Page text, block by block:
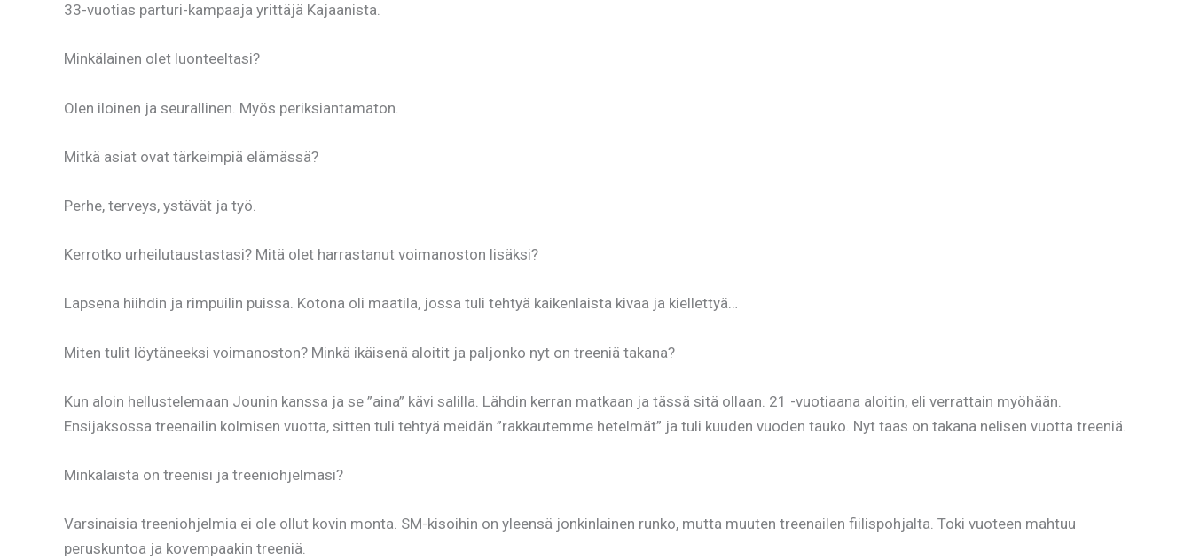
33-vuotias parturi-kampaaja yrittäjä Kajaanista.
Minkälainen olet luonteeltasi?
Olen iloinen ja seurallinen. Myös periksiantamaton.
Mitkä asiat ovat tärkeimpiä elämässä?
Perhe, terveys, ystävät ja työ.
Kerrotko urheilutaustastasi? Mitä olet harrastanut voimanoston lisäksi?
Lapsena hiihdin ja rimpuilin puissa. Kotona oli maatila, jossa tuli tehtyä kaikenlaista kivaa ja kiellettyä…
Miten tulit löytäneeksi voimanoston? Minkä ikäisenä aloitit ja paljonko nyt on treeniä takana?
Kun aloin hellustelemaan Jounin kanssa ja se ”aina” kävi salilla. Lähdin kerran matkaan ja tässä sitä ollaan. 21 -vuotiaana aloitin, eli verrattain myöhään.
Ensijaksossa treenailin kolmisen vuotta, sitten tuli tehtyä meidän ”rakkautemme hetelmät” ja tuli kuuden vuoden tauko. Nyt taas on takana nelisen vuotta treeniä.
Minkälaista on treenisi ja treeniohjelmasi?
Varsinaisia treeniohjelmia ei ole ollut kovin monta. SM-kisoihin on yleensä jonkinlainen runko, mutta muuten treenailen fiilispohjalta. Toki vuoteen mahtuu
peruskuntoa ja kovempaakin treeniä.